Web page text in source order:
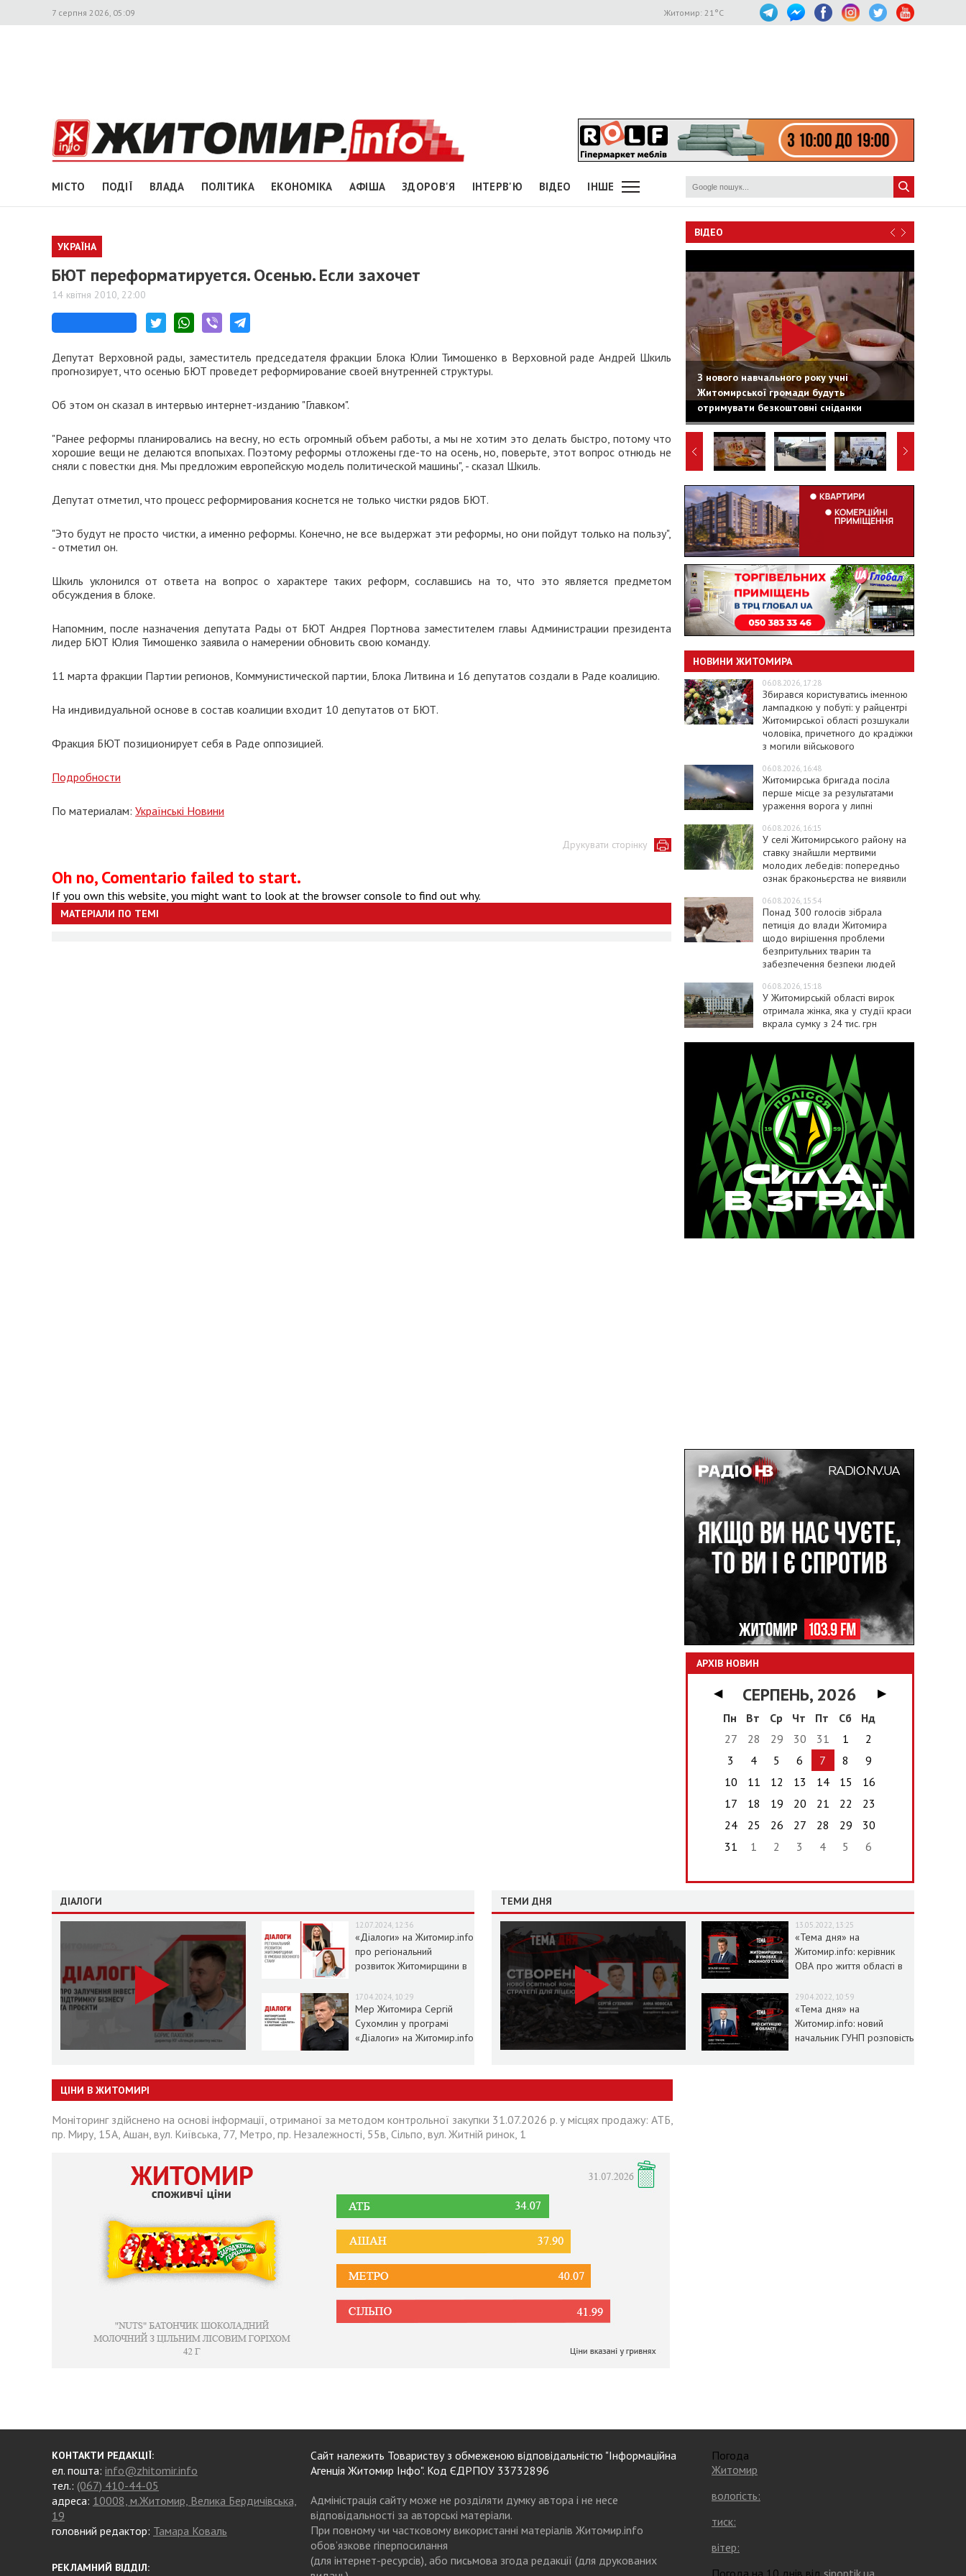
7 серпня 2026, 05:09 Житомир: 21°C
МІСТО ПОДІЇ ВЛАДА ПОЛІТИКА ЕКОНОМІКА АФІША ЗДОРОВ'Я ІНТЕРВ'Ю ВІДЕО ІНШЕ
УКРАЇНА
БЮТ переформатируется. Осенью. Если захочет
14 квітня 2010, 22:00
Депутат Верховной рады, заместитель председателя фракции Блока Юлии Тимошенко в Верховной раде Андрей Шкиль
прогнозирует, что осенью БЮТ проведет реформирование своей внутренней структуры.
Об этом он сказал в интервью интернет-изданию "Главком".
"Ранее реформы планировались на весну, но есть огромный объем работы, а мы не хотим это делать быстро, потому что
хорошие вещи не делаются впопыхах. Поэтому реформы отложены где-то на осень, но, поверьте, этот вопрос отнюдь не
сняли с повестки дня. Мы предложим европейскую модель политической машины", - сказал Шкиль.
Депутат отметил, что процесс реформирования коснется не только чистки рядов БЮТ.
"Это будут не просто чистки, а именно реформы. Конечно, не все выдержат эти реформы, но они пойдут только на пользу",
- отметил он.
Шкиль уклонился от ответа на вопрос о характере таких реформ, сославшись на то, что это является предметом
обсуждения в блоке.
Напомним, после назначения депутата Рады от БЮТ Андрея Портнова заместителем главы Администрации президента
лидер БЮТ Юлия Тимошенко заявила о намерении обновить свою команду.
11 марта фракции Партии регионов, Коммунистической партии, Блока Литвина и 16 депутатов создали в Раде коалицию.
На индивидуальной основе в состав коалиции входит 10 депутатов от БЮТ.
Фракция БЮТ позиционирует себя в Раде оппозицией.
Подробности
По материалам: Українські Новини
Друкувати сторінку
Oh no, Comentario failed to start.
If you own this website, you might want to look at the browser console to find out why.
МАТЕРІАЛИ ПО ТЕМІ
ВІДЕО
З нового навчального року учні
Житомирської громади будуть
отримувати безкоштовні сніданки
НОВИНИ ЖИТОМИРА
06.08.2026, 17:28
Збирався користуватись іменною
лампадкою у побуті: у райцентрі
Житомирської області розшукали
чоловіка, причетного до крадіжки
з могили військового
06.08.2026, 16:48
Житомирська бригада посіла
перше місце за результатами
ураження ворога у липні
06.08.2026, 16:15
У селі Житомирського району на
ставку знайшли мертвими
молодих лебедів: попередньо
ознак браконьєрства не виявили
06.08.2026, 15:54
Понад 300 голосів зібрала
петиція до влади Житомира
щодо вирішення проблеми
безпритульних тварин та
забезпечення безпеки людей
06.08.2026, 15:18
У Житомирській області вирок
отримала жінка, яка у студії краси
вкрала сумку з 24 тис. грн
АРХІВ НОВИН
◀ СЕРПЕНЬ, 2026
▶
Пн
Вт Ср Чт Пт Сб
Нд
27
28 29 30 31 1
2
3
4 5 6 7 8
9
10
11 12 13 14 15
16
17
18 19 20 21 22
23
24
25 26 27 28 29
30
31
1 2 3 4 5 6
ДІАЛОГИ
12.07.2024, 12:36
«Діалоги» на Житомир.info
про регіональний
розвиток Житомирщини в
17.04.2024, 10:29
Мер Житомира Сергій
Сухомлин у програмі
«Діалоги» на Житомир.info
ТЕМИ ДНЯ
13.05.2022, 13:25
«Тема дня» на
Житомир.info: керівник
ОВА про життя області в
29.04.2022, 10:59
«Тема дня» на
Житомир.info: новий
начальник ГУНП розповість
ЦІНИ В ЖИТОМИРІ
Моніторинг здійснено на основі інформації, отриманої за методом контрольної закупки 31.07.2026 р. у місцях продажу: АТБ,
пр. Миру, 15А, Ашан, вул. Київська, 77, Метро, пр. Незалежності, 55в, Сільпо, вул. Житній ринок, 1
КОНТАКТИ РЕДАКЦІЇ:
ел. пошта: info@zhitomir.info
тел.: (067) 410-44-05
адреса: 10008, м.Житомир, Велика Бердичівська,
19
головний редактор: Тамара Коваль
РЕКЛАМНИЙ ВІДДІЛ:
Сайт належить Товариству з обмеженою відповідальністю "Інформаційна
Агенція Житомир Інфо". Код ЄДРПОУ 33732896
Адміністрація сайту може не розділяти думку автора і не несе
відповідальності за авторські матеріали.
При повному чи частковому використанні матеріалів Житомир.info
обов’язкове гіперпосилання
(для інтернет-ресурсів), або письмова згода редакції (для друкованих
Погода
Житомир
вологість:
тиск:
вітер:
Погода на 10 днів від sinoptik.ua